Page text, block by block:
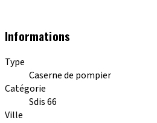
Informations
Type
Caserne de pompier
Catégorie
Sdis 66
Ville